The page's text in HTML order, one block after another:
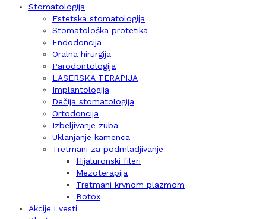
Stomatologija
Estetska stomatologija
Stomatološka protetika
Endodoncija
Oralna hirurgija
Parodontologija
LASERSKA TERAPIJA
Implantologija
Dečija stomatologija
Ortodoncija
Izbeljivanje zuba
Uklanjanje kamenca
Tretmani za podmladjivanje
Hijaluronski fileri
Mezoterapija
Tretmani krvnom plazmom
Botox
Akcije i vesti